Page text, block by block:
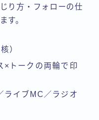
り方・フォローの仕
す。
）
×トークの両輪で印
ライブMC／ラジオ